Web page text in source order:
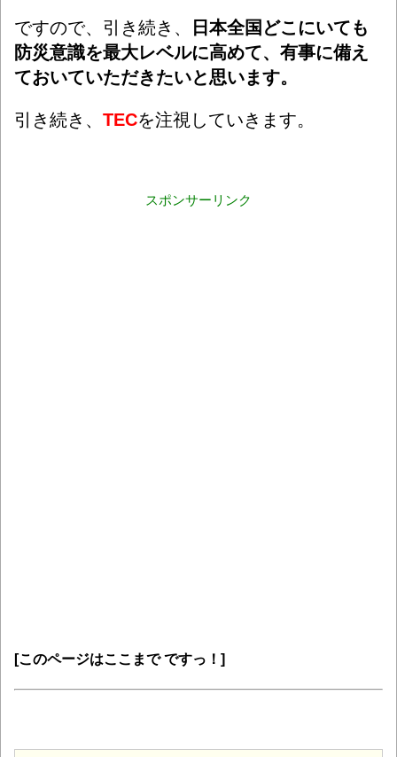
ですので、 引き続き、
日本全国どこにいても
防災意識を最大レベルに高めて、有事に備え
ておいていただきたいと思います。
引き続き、 TECを注視していきます。
スポンサーリンク
[このページはここまで ですっ！]